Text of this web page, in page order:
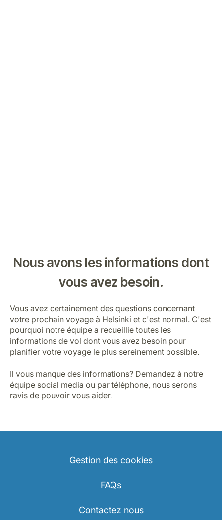
Nous avons les informations dont
vous avez besoin.
Vous avez certainement des questions concernant
votre prochain voyage à Helsinki et c'est normal. C'est
pourquoi notre équipe a recueillie toutes les
informations de vol dont vous avez besoin pour
planifier votre voyage le plus sereinement possible.
Il vous manque des informations? Demandez à notre
équipe social media ou par téléphone, nous serons
ravis de pouvoir vous aider.
Gestion des cookies
FAQs
Contactez nous